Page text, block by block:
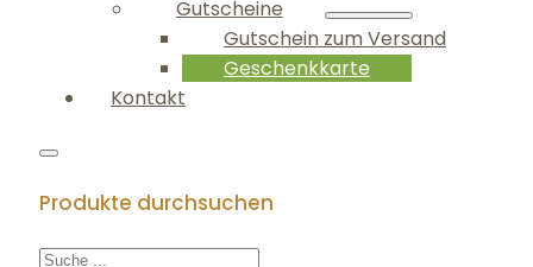
Gutscheine
Gutschein zum Versand
Geschenkkarte
Kontakt
Produkte durchsuchen